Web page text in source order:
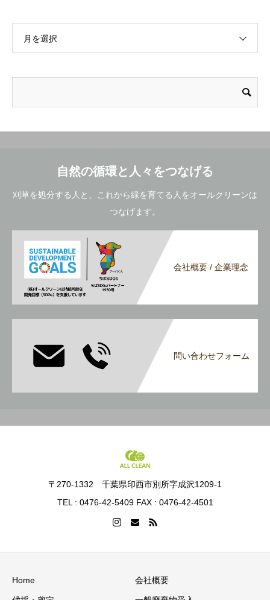
月を選択
自然の循環と人々をつなげる
刈草を処分する人と、これから緑を育てる人をオールクリーンは
つなげます。
会社概要 / 企業理念
問い合わせフォーム
〒270-1332 千葉県印西市別所字成沢1209-1
TEL : 0476-42-5409 FAX : 0476-42-4501
Home 会社概要